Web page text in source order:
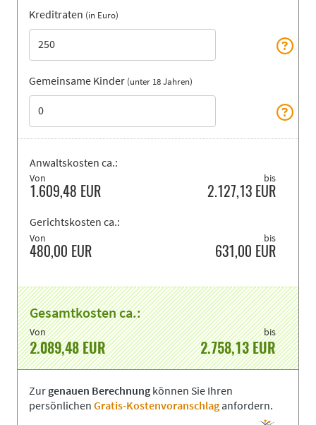
Kreditraten (in Euro)
Gemeinsame Kinder (unter 18 Jahren)
Anwaltskosten ca.:
Von
1.609,48 EUR
bis
2.127,13 EUR
Gerichtskosten ca.:
Von
480,00 EUR
bis
631,00 EUR
Gesamtkosten ca.:
Von
2.089,48EUR
bis
2.758,13EUR
Zurgenauen Berechnung können Sie Ihren
persönlichen Gratis-Kostenvoranschlag anfordern.